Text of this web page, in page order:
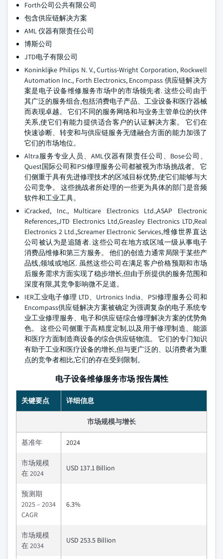
Forth公司公共有限公司
包含供应链解决方案
AML 仪器有限责任公司
博斯公司
JTD电子有限公司
Koninklijke Philips N. V., Curtiss-Wright Corporation, Rockwell
Automation Inc., Forth Electronics, Encompass 供应链解决方
案是电子设备维修服务市场中的市场领先者. 这些公司由于
其广泛的服务组合,包括消费电子产品、工业设备和医疗器械
而表现卓越。 它们不同的服务网络和与业务主管单位的伙伴
关系,使它们有能力提供适合客户的认证解决方案。 它们在
快速诊断、转变和与供应链服务无缝融合方面的能力加强了
它们的市场地位。
Altra服务专业人员、AML仪器有限责任公司、Bose公司、
Quest国际公司和PSI修理服务公司都被视为市场挑战者。 它
们侧重于具有先进修理技术的区域目标优势,使它们能够与大
公司竞争。 这些挑战者所处理的一些更为具体的部门是音频
软件和工业工具。
iCracked, Inc., Multicare Electronics Ltd.,ASAP Electronic
References,JTD Electronics Ltd,Greasley Electronics LTD,Real
Electronics 2 Ltd.,Screamer Electronic Services,维修世界直达
公司被认为是追随者. 这些公司在地方或区域一级从事电子
消费品维修和第三方服务。 他们的创造力通常局限于某些产
品线,领域或地区. 虽然这些公司在满足客户价格预期和市场
后服务需求方面实现了稳步增长,但由于所提供的服务范围和
深度有限,其竞争影响微不足道。
IER工业电子修理 LTD、Urtronics India、PSI修理服务公司和
Encompass供应链解决方案被确定为强调复杂的电子系统专
业工业修理服务、电子和供应链综合修理解决方案的优势角
色。 这些公司侧重于高精度定制,以及用于修理制造、能源
和医疗方面制造商设备的综合供应链物流。 它们的专门知识
有助于工业和医疗设备的增长,但与更广泛的、以消费者为重
点的竞争者相比,它们的存在受到限制。
电子设备维修服务市场 报告属性
关键要点 详细信息
市场规模与增长
基准年 2024
市场规模
在 2024
USD 137.1 Billion
预测期
2025 – 2034
CAGR
6.3%
市场规模
在 2034
USD 253.5 Billion